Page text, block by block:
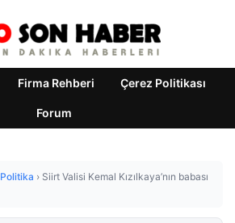
Firma Rehberi Çerez Politikası
Forum
Politika › Siirt Valisi Kemal Kızılkaya’nın babası